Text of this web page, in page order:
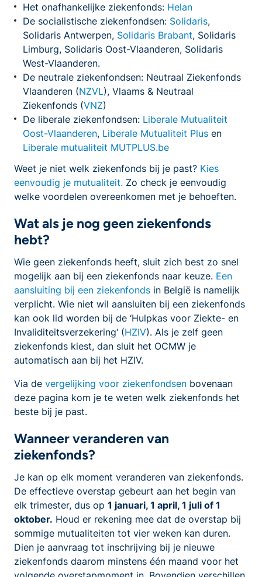
Het onafhankelijke ziekenfonds: Helan
De socialistische ziekenfondsen: Solidaris,
Solidaris Antwerpen, Solidaris Brabant, Solidaris
Limburg, Solidaris Oost-Vlaanderen, Solidaris
West-Vlaanderen.
De neutrale ziekenfondsen: Neutraal Ziekenfonds
Vlaanderen (NZVL), Vlaams & Neutraal
Ziekenfonds (VNZ)
De liberale ziekenfondsen: Liberale Mutualiteit
Oost-Vlaanderen, Liberale Mutualiteit Plus en
Liberale mutualiteit MUTPLUS.be
Weet je niet welk ziekenfonds bij je past? Kies
eenvoudig je mutualiteit. Zo check je eenvoudig
welke voordelen overeenkomen met je behoeften.
Wat als je nog geen ziekenfonds
hebt?
Wie geen ziekenfonds heeft, sluit zich best zo snel
mogelijk aan bij een ziekenfonds naar keuze. Een
aansluiting bij een ziekenfonds in België is namelijk
verplicht. Wie niet wil aansluiten bij een ziekenfonds
kan ook lid worden bij de ‘Hulpkas voor Ziekte- en
Invaliditeitsverzekering‘ (HZIV). Als je zelf geen
ziekenfonds kiest, dan sluit het OCMW je
automatisch aan bij het HZIV.
Via de vergelijking voor ziekenfondsen bovenaan
deze pagina kom je te weten welk ziekenfonds het
beste bij je past.
Wanneer veranderen van
ziekenfonds?
Je kan op elk moment veranderen van ziekenfonds.
De effectieve overstap gebeurt aan het begin van
elk trimester, dus op 1 januari, 1 april, 1 juli of 1
oktober. Houd er rekening mee dat de overstap bij
sommige mutualiteiten tot vier weken kan duren.
Dien je aanvraag tot inschrijving bij je nieuwe
ziekenfonds daarom minstens één maand voor het